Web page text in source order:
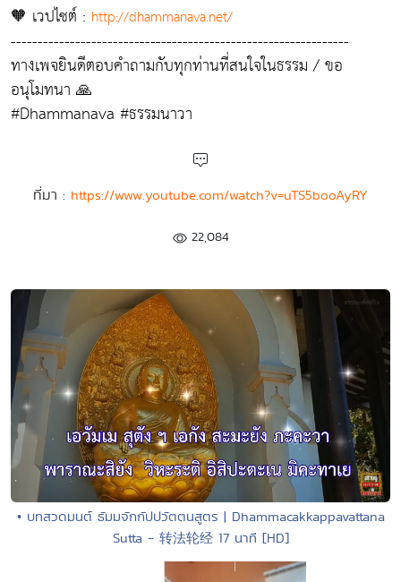
🧡 เวปไซต์ : http://dhammanava.net/
---------------------------------------------------------------
ทางเพจยินดีตอบคำถามกับทุกท่านที่สนใจในธรรม / ขอ
อนุโมทนา 🙏
#Dhammanava #ธรรมนาวา
ที่มา : https://www.youtube.com/watch?v=uTS5booAyRY
22,084
• บทสวดมนต์ ธัมมจักกัปปวัตตนสูตร | Dhammacakkappavattana
Sutta - 转法轮经 17 นาที [HD]